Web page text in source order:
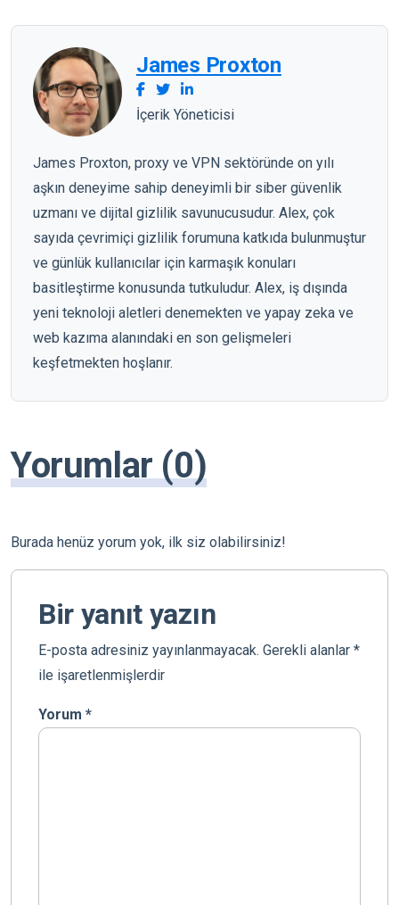
James Proxton
İçerik Yöneticisi
James Proxton, proxy ve VPN sektöründe on yılı
aşkın deneyime sahip deneyimli bir siber güvenlik
uzmanı ve dijital gizlilik savunucusudur. Alex, çok
sayıda çevrimiçi gizlilik forumuna katkıda bulunmuştur
ve günlük kullanıcılar için karmaşık konuları
basitleştirme konusunda tutkuludur. Alex, iş dışında
yeni teknoloji aletleri denemekten ve yapay zeka ve
web kazıma alanındaki en son gelişmeleri
keşfetmekten hoşlanır.
Yorumlar (0)
Burada henüz yorum yok, ilk siz olabilirsiniz!
Bir yanıt yazın
E-posta adresiniz yayınlanmayacak. Gerekli alanlar *
ile işaretlenmişlerdir
Yorum *